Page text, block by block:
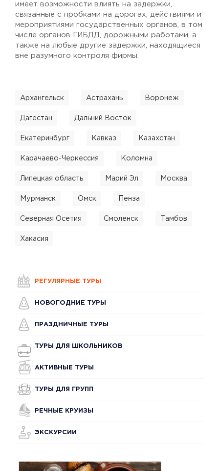
имеет возможности влиять на задержки,
связанные с пробками на дорогах, действиями и
мероприятиями государственных органов, в том
числе органов ГИБДД, дорожными работами, а
также на любые другие задержки, находящиеся
вне разумного контроля фирмы.
Архангельск Астрахань Воронеж
Дагестан Дальний Восток
Екатеринбург Кавказ Казахстан
Карачаево-Черкессия Коломна
Липецкая область Марий Эл Москва
Мурманск Омск Пенза
Северная Осетия Смоленск Тамбов
Хакасия
РЕГУЛЯРНЫЕ ТУРЫ
НОВОГОДНИЕ ТУРЫ
ПРАЗДНИЧНЫЕ ТУРЫ
ТУРЫ ДЛЯ ШКОЛЬНИКОВ
АКТИВНЫЕ ТУРЫ
ТУРЫ ДЛЯ ГРУПП
РЕЧНЫЕ КРУИЗЫ
ЭКСКУРСИИ